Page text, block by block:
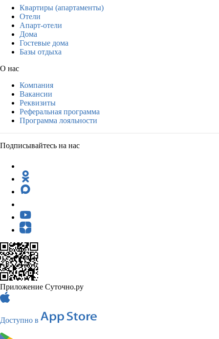
Квартиры (апартаменты)
Отели
Апарт-отели
Дома
Гостевые дома
Базы отдыха
О нас
Компания
Вакансии
Реквизиты
Реферальная программа
Программа лояльности
Подписывайтесь на нас
Приложение Суточно.ру
Доступно в